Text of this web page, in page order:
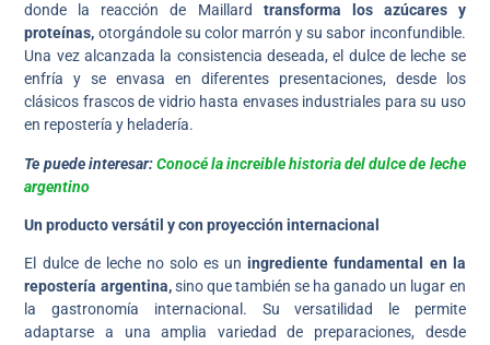
donde la reacción de Maillard transforma los azúcares y
proteínas, otorgándole su color marrón y su sabor inconfundible.
Una vez alcanzada la consistencia deseada, el dulce de leche se
enfría y se envasa en diferentes presentaciones, desde los
clásicos frascos de vidrio hasta envases industriales para su uso
en repostería y heladería.
Te puede interesar:Conocé la increible historia del dulce de leche
argentino
Un producto versátil y con proyección internacional
El dulce de leche no solo es uningrediente fundamental en la
repostería argentina,sino que también se ha ganado un lugar en
la gastronomía internacional. Su versatilidad le permite
adaptarse a una amplia variedad de preparaciones, desde